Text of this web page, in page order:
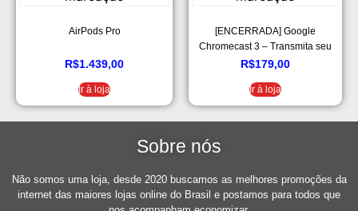
AirPods Pro
R$1.439,00
Ir à loja
[ENCERRADA] Google
Chromecast 3 – Transmita seu
conteúdo de onde e quando
R$179,00
Ir à loja
Sobre nós
Não somos uma loja, desde 2020 buscamos as melhores promoções da
internet das maiores lojas online do Brasil e postamos para todos que